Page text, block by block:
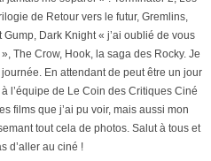
de Retour vers le futur, Gremlins,
Dark Knight « j’ai oublié de vous
The Crow, Hook, la saga des Rocky. Je
En attendant de peut être un jour
l’équipe de Le Coin des Critiques Ciné
films que j’ai pu voir, mais aussi mon
tout cela de photos. Salut à tous et
d’aller au ciné !